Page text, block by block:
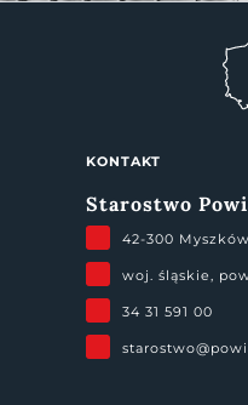
KONTAKT
Starostwo
42-300
woj. śląskie,
34 31 591 00